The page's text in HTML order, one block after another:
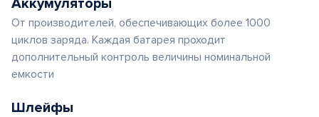
Аккумуляторы
От производителей, обеспечивающих более 1000
циклов заряда. Каждая батарея проходит
дополнительный контроль величины номинальной
емкости
Шлейфы